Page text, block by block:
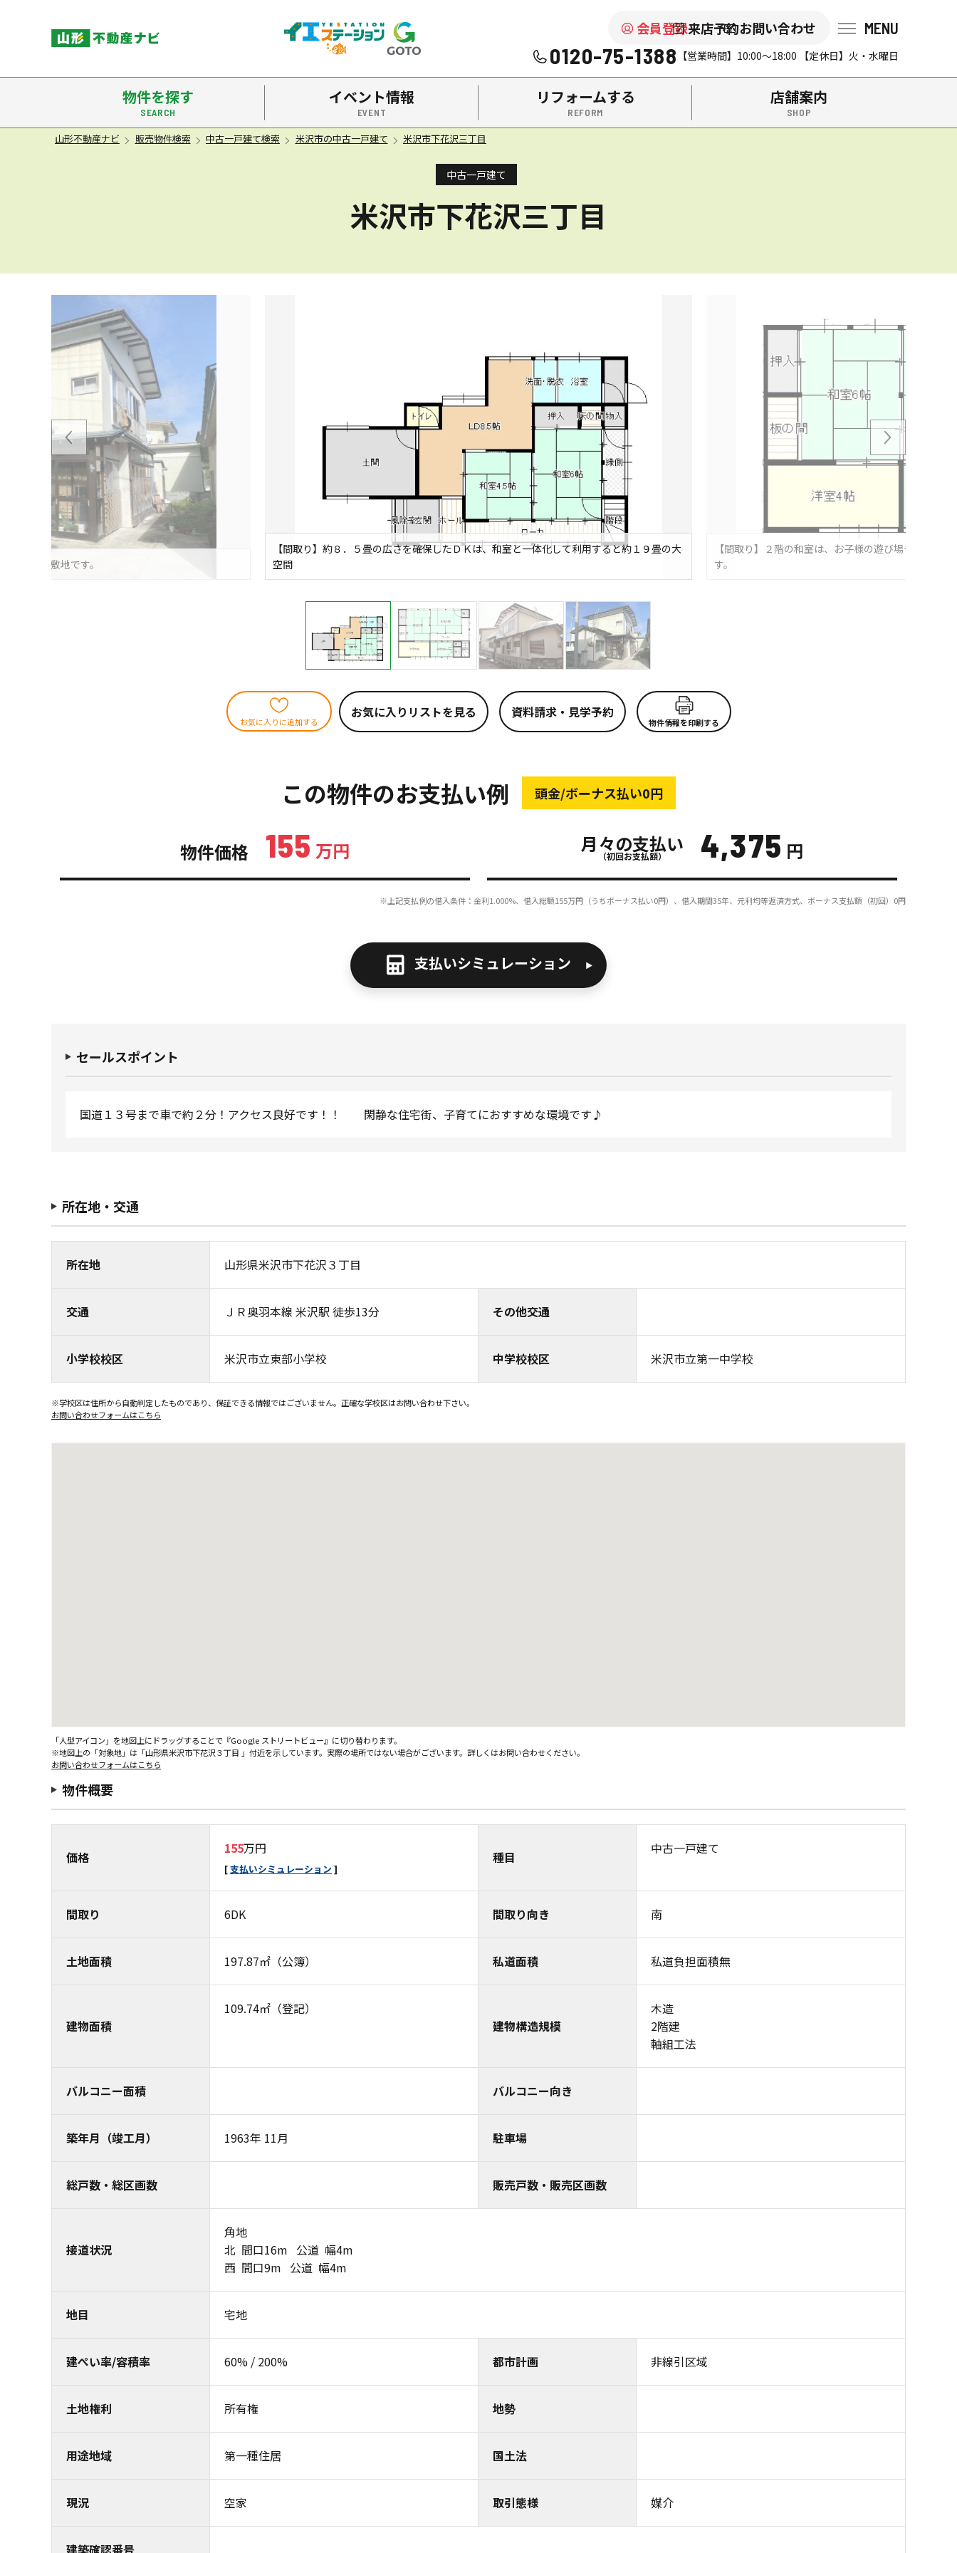
米沢市を中心に南陽市・高畠町・長井市の不動産をお探しなら、株式会社後藤組（イエステーション米沢店・南陽店）の『山形不
会員登録来店予約お問い合わせ MENU
0120-75-1388 【営業時間】10:00～18:00 【定休日】火・水曜日
物件を探す イベント情報 リフォームする 店舗案内
山形不動産ナビ 販売物件検索 中古一戸建て検索 米沢市の中古一戸建て 米沢市下花沢三丁目
中古一戸建て
米沢市下花沢三丁目
手の良い敷地です。
【間取り】約８．５畳の広さを確保したＤＫは、和室と一体化して利用すると約１９畳の大
空間
【間取り】２階の和室は、お子様の遊び場やお昼寝
す。
お気に入りに追加する
お気に入りリストを見る
物件情報を印刷する
この物件のお支払い例 頭金/ボーナス払い0円
物件価格 155 万円 月々の支払い
（初回お支払額） 4,375 円
※上記支払例の借入条件：金利1.000%、借入総額155万円（うちボーナス払い0円）、借入期間35年、元利均等返済方式、ボーナス支払額（初回）0円
支払いシミュレーション
セールスポイント
国道１３号まで車で約２分！アクセス良好です！！ 閑静な住宅街、子育てにおすすめな環境です♪
所在地・交通
所在地 山形県米沢市下花沢３丁目
交通 ＪＲ奥羽本線 米沢駅 徒歩13分 その他交通
小学校校区 米沢市立東部小学校 中学校校区 米沢市立第一中学校
※学校区は住所から自動判定したものであり、保証できる情報ではございません。正確な学校区はお問い合わせ下さい。
お問い合わせフォームはこちら
「人型アイコン」を地図上にドラッグすることで『Google ストリートビュー』に切り替わります。
※地図上の「対象地」は「山形県米沢市下花沢３丁目 」付近を示しています。実際の場所ではない場合がございます。詳しくはお問い合わせください。
お問い合わせフォームはこちら
物件概要
価格
155万円
支払いシミュレーション
種目
中古一戸建て
間取り 6DK 間取り向き 南
土地面積 197.87㎡（公簿） 私道面積 私道負担面積無
建物面積
109.74㎡（登記）
建物構造規模
木造
2階建
軸組工法
バルコニー面積 バルコニー向き
築年月（竣工月） 1963年 11月 駐車場
総戸数・総区画数 販売戸数・販売区画数
接道状況
角地
北 間口16m 公道 幅4m
西 間口9m 公道 幅4m
地目 宅地
建ぺい率/容積率 60% / 200% 都市計画 非線引区域
土地権利 所有権 地勢
用途地域 第一種住居 国土法
現況 空家 取引態様 媒介
建築確認番号